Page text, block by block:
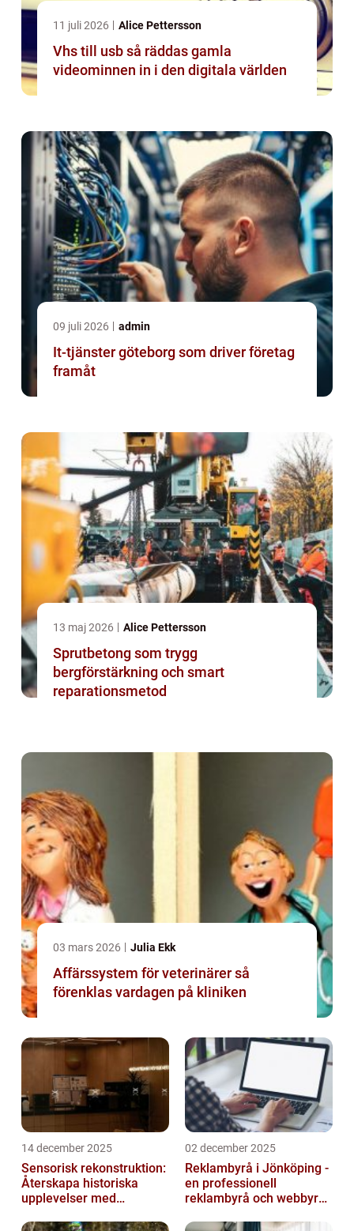
11 juli 2026 Alice Pettersson
Vhs till usb så räddas gamla
videominnen in i den digitala världen
09 juli 2026 admin
It-tjänster göteborg som driver företag
framåt
13 maj 2026 Alice Pettersson
Sprutbetong som trygg
bergförstärkning och smart
reparationsmetod
03 mars 2026 Julia Ekk
Affärssystem för veterinärer så
förenklas vardagen på kliniken
14 december 2025
Sensorisk rekonstruktion:
Återskapa historiska
upplevelser med
02 december 2025
Reklambyrå i Jönköping -
en professionell
reklambyrå och webbyrå